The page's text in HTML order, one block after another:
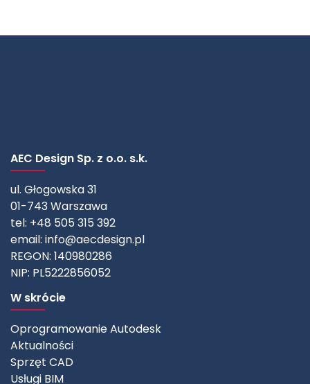
AEC Design Sp. z o.o. s.k.
ul. Głogowska 31
01-743 Warszawa
tel: +48 505 315 392
email: info@aecdesign.pl
REGON: 140980286
NIP: PL5222856052
W skrócie
Oprogramowanie Autodesk
Aktualności
Sprzęt CAD
Usługi BIM